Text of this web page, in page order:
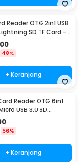
Reader OTG 2in1 USB
SD TF Card -
48%
+ Keranjang
Reader OTG 6in1
USB 3.0 SD
EL-61
56%
+ Keranjang